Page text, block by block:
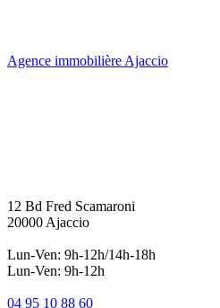
Agence immobilière Ajaccio
12 Bd Fred Scamaroni
20000 Ajaccio
Lun-Ven: 9h-12h/14h-18h
Lun-Ven: 9h-12h
04 95 10 88 60